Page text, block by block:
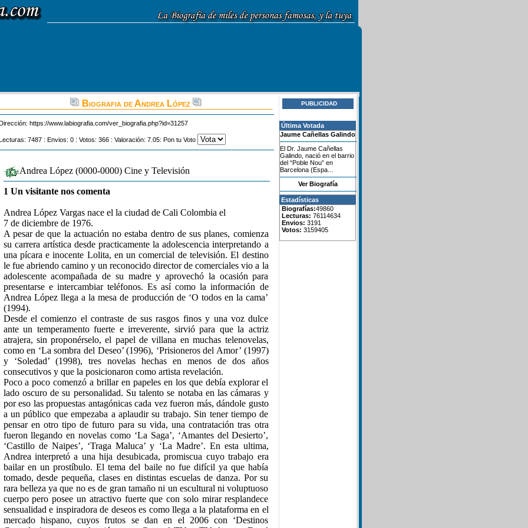
Biografia de Andrea López
https://www.labiografia.com/ver_biografia.php?id=31257
7487 : Envios: 0 : Votos: 366 : Valoración: 7.05: Pon tu Voto
Andrea López (0000-0000) Cine y Televisión
1 Un visitante nos comenta
Andrea López Vargas nace el la ciudad de Cali Colombia el
7 de diciembre de 1976.
A pesar de que la actuación no estaba dentro de sus planes, comienza
su carrera artística desde practicamente la adolescencia interpretando a
una pícara e inocente Lolita, en un comercial de televisión. El destino
le fue abriendo camino y un reconocido director de comerciales vio a la
adolescente acompañada de su madre y aprovechó la ocasión para
presentarse e intercambiar teléfonos. Es así como la información de
Andrea López llega a la mesa de producción de ‘O todos en la cama’
(1994).
Desde el comienzo el contraste de sus rasgos finos y una voz dulce
ante un temperamento fuerte e irreverente, sirvió para que la actriz
atrajera, sin proponérselo, el papel de villana en muchas telenovelas,
como en ‘La sombra del Deseo’ (1996), ‘Prisioneros del Amor’ (1997)
y ‘Soledad’ (1998), tres novelas hechas en menos de dos años
consecutivos y que la posicionaron como artista revelación.
Poco a poco comenzó a brillar en papeles en los que debía explorar el
lado oscuro de su personalidad. Su talento se notaba en las cámaras y
por eso las propuestas antagónicas cada vez fueron más, dándole gusto
a un público que empezaba a aplaudir su trabajo. Sin tener tiempo de
pensar en otro tipo de futuro para su vida, una contratación tras otra
fueron llegando en novelas como ‘La Saga’, ‘Amantes del Desierto’,
‘Castillo de Naipes’, ‘Traga Maluca’ y ‘La Madre’. En esta ultima,
Andrea interpretó a una hija desubicada, promiscua cuyo trabajo era
bailar en un prostíbulo. El tema del baile no fue difícil ya que había
tomado, desde pequeña, clases en distintas escuelas de danza. Por su
rara belleza ya que no es de gran tamaño ni un escultural ni voluptuoso
cuerpo pero posee un atractivo fuerte que con solo mirar resplandece
sensualidad e inspiradora de deseos es como llega a la plataforma en el
mercado hispano, cuyos frutos se dan en el 2006 con ‘Destinos
PUBLICIDAD
Última Votada
Jaume Cañellas Galindo
El Dr. Jaume Cañellas
Galindo, nació en el barrio
del “Poble Nou” en
Barcelona (Espa...
Ver Biografía
Estadísticas
Biografías:49860
Lecturas: 76114634
Envios: 3191
Votos: 3159405